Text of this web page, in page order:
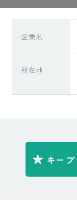
企業名
所在地
キープ